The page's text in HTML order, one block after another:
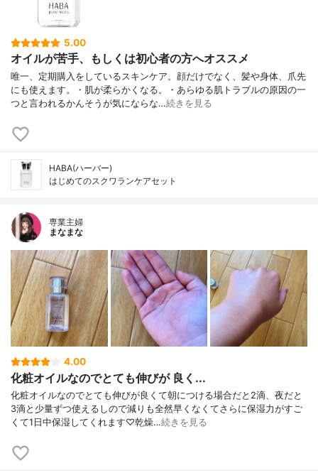
5.00
オイルが苦手、もしくは初心者の方へオススメ
唯一、定期購入をしているスキンケア。顔だけでなく、髪や身体、爪先
にも使えます。・肌が柔らかくなる。・あらゆる肌トラブルの原因の一
つと言われるかんそうが気にならな…続きを見る
HABA(ハーバー)
はじめてのスクワランケアセット
専業主婦
まなまな
4.00
化粧オイルなのでとても伸びが 良く...
化粧オイルなのでとても伸びが良くて朝につける場合だと2滴、夜だと
3滴と少量ずつ使えるしので減りも全然早くなくてさらに保湿力がすご
くて1日中保湿してくれます♡乾燥…続きを見る